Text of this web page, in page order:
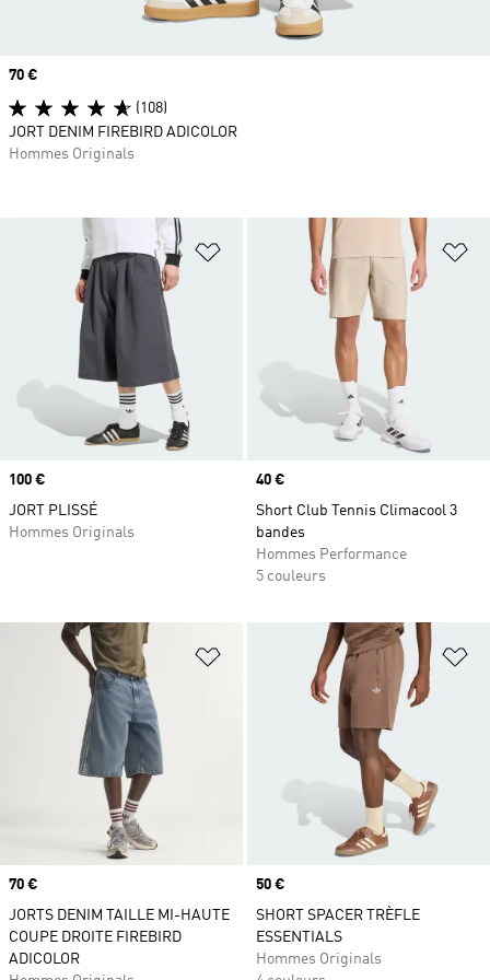
Ajouter à la Liste de produits
Prix
100 €
JORT PLISSÉ
Hommes Originals
Prix
40 €
Short Club Tennis Climacool 3
bandes
Hommes Performance
5 couleurs
Ajouter à la Liste de produits
Prix
70 €
JORTS DENIM TAILLE MI-HAUTE
COUPE DROITE FIREBIRD
ADICOLOR
Prix
50 €
SHORT SPACER TRÈFLE
ESSENTIALS
Hommes Originals
Prix
70 €
(108)
JORT DENIM FIREBIRD ADICOLOR
Hommes Originals